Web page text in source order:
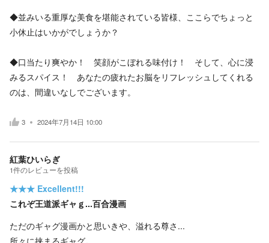
◆並みいる重厚な美食を堪能されている皆様、ここらでちょっと
小休止はいかがでしょうか？
◆口当たり爽やか！ 笑顔がこぼれる味付け！ そして、心に浸
みるスパイス！ あなたの疲れたお脳をリフレッシュしてくれる
のは、間違いなしでございます。
3 2024年7月14日 10:00
紅葉ひいらぎ
1件のレビューを投稿
★★★ Excellent!!!
これぞ王道派ギャｇ...百合漫画
ただのギャグ漫画かと思いきや、溢れる尊さ...
所々に挟まるギャグ。